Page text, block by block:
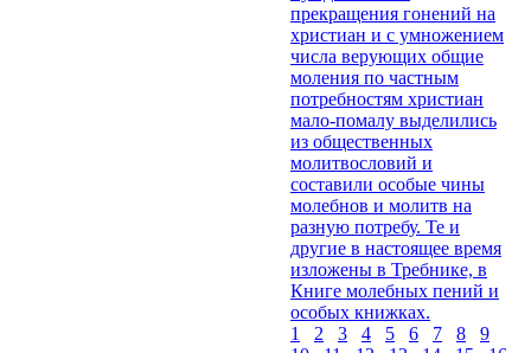
прекращения гонений на
христиан и с умножением
числа верующих общие
моления по частным
потребностям христиан
мало-помалу выделились
из общественных
молитвословий и
составили особые чины
молебнов и молитв на
разную потребу. Те и
другие в настоящее время
изложены в Требнике, в
Книге молебных пений и
особых книжках.
1
2 3 4 5 6 7 8
9